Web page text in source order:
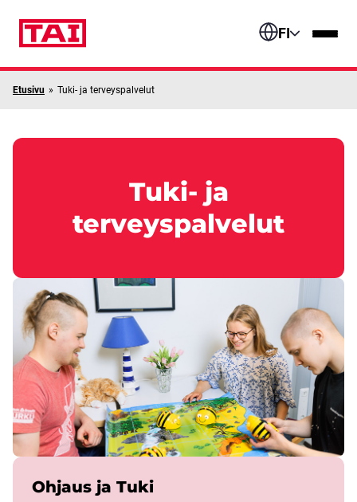
FI
Etusivu » Tuki- ja terveyspalvelut
Tuki- ja
terveyspalvelut
Ohjaus ja Tuki